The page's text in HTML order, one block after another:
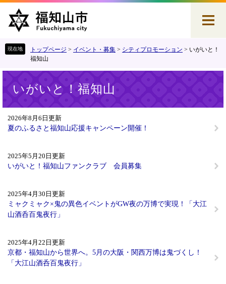
で
ば
トップページ > イベント・募集 > シティプロモーション > いがいと！
福知山
いがいと！福知山
2026年8月6日更新
夏のふるさと福知山応援キャンペーン開催！
2025年5月20日更新
いがいと！福知山ファンクラブ 会員募集
2025年4月30日更新
ミャクミャク×鬼の異色イベントがGW夜の万博で実現！「大江
山酒呑百鬼夜行」
2025年4月22日更新
京都・福知山から世界へ。5月の大阪・関西万博は鬼づくし！
「大江山酒呑百鬼夜行」